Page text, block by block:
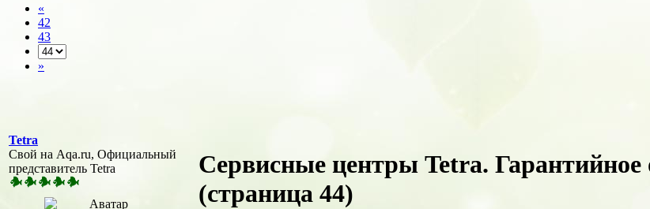
«
42
43
»
Tetra
Свой на Aqa.ru, Официальный
представитель Tetra
Сервисные центры Tetra. Гарантийное
(страница 44)